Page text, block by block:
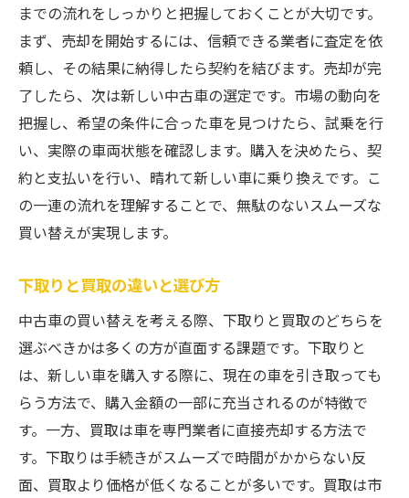
までの流れをしっかりと把握しておくことが大切です。
まず、売却を開始するには、信頼できる業者に査定を依
頼し、その結果に納得したら契約を結びます。売却が完
了したら、次は新しい中古車の選定です。市場の動向を
把握し、希望の条件に合った車を見つけたら、試乗を行
い、実際の車両状態を確認します。購入を決めたら、契
約と支払いを行い、晴れて新しい車に乗り換えです。こ
の一連の流れを理解することで、無駄のないスムーズな
買い替えが実現します。
下取りと買取の違いと選び方
中古車の買い替えを考える際、下取りと買取のどちらを
選ぶべきかは多くの方が直面する課題です。下取りと
は、新しい車を購入する際に、現在の車を引き取っても
らう方法で、購入金額の一部に充当されるのが特徴で
す。一方、買取は車を専門業者に直接売却する方法で
す。下取りは手続きがスムーズで時間がかからない反
面、買取より価格が低くなることが多いです。買取は市